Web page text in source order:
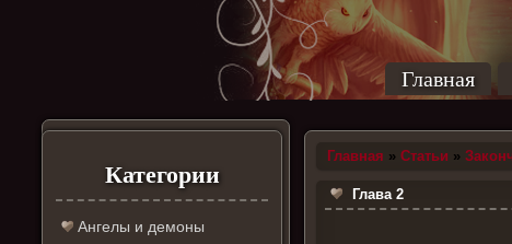
Главная
Категории
Ангелы и демоны
Главная »Статьи »
Глава 2